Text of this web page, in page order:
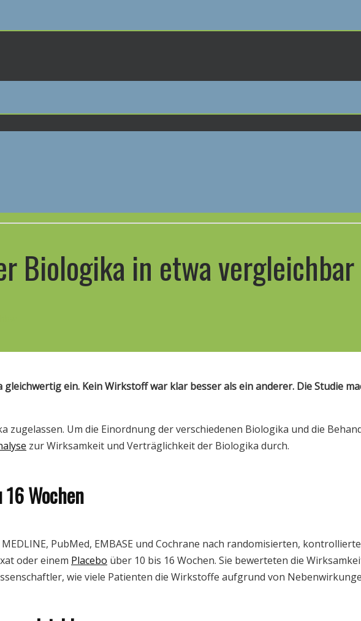
Biologika in etwa vergleichbar
ein. Kein Wirkstoff war klar besser als ein anderer. Die Studie
zugelassen. Um die Einordnung der verschiedenen Biologika und die
zur Wirksamkeit und Verträglichkeit der Biologika durch.
Wochen
PubMed, EMBASE und Cochrane nach randomisierten,
oder einem Placebo über 10 bis 16 Wochen. Sie bewerteten die
wie viele Patienten die Wirkstoffe aufgrund von